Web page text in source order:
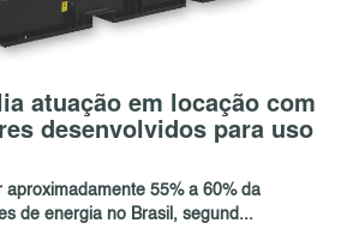
atuação em locação com
desenvolvidos para uso
aproximadamente 55% a 60% da
de energia no Brasil, segund...